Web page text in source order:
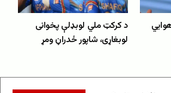
د کرکټ ملي لوبډلې پخوانی
لوبغاړی، شاپور ځدراڼ ومړ